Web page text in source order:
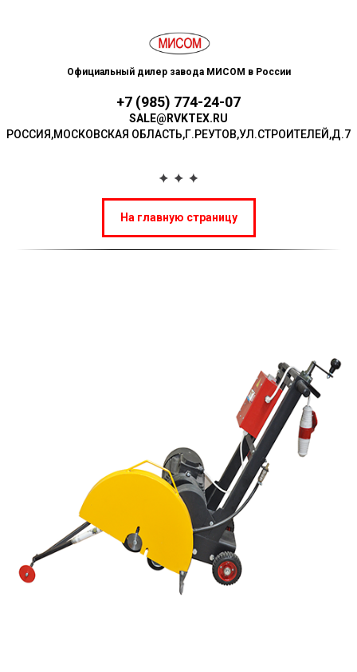
Официальный дилер завода МИСОМ в России
+7 (985) 774-24-07
SALE@RVKTEX.RU
РОССИЯ,МОСКОВСКАЯ ОБЛАСТЬ,Г.РЕУТОВ,УЛ.СТР ОИТЕЛЕЙ,Д.7
На главную страницу